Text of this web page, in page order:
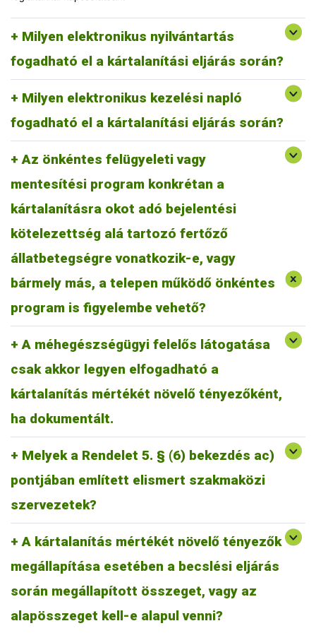
Milyen elektronikus nyilvántartás
fogadható el a kártalanítási eljárás során?
maguk is elkészíthetik. Magában foglalhat más, jogszabályban
előírt nyilvántartásokat is (pl. kezelési napló, elhullási napló
stb.).
Milyen elektronikus kezelési napló
fogadható el a kártalanítási eljárás során?
Az elektronikus kezelési naplóra nincs külön jogszabályi
előírás, mindenekelőtt naprakészen dokumentálnia kell az
állatorvosi beavatkozásokat, az alkalmazott szereket és az
szükséges, hogy a kezelő állatorvoson kívül más, illetéktelen
személyek ne férhessenek hozzá, és ne legyenek utólag
módosíthatók a naplóban rögzített adatok.
Az önkéntes felügyeleti vagy
mentesítési program konkrétan a
kártalanításra okot adó bejelentési
kötelezettség alá tartozó fertőző
állatbetegségre vonatkozik-e, vagy
bármely más, a telepen működő önkéntes
program is figyelembe vehető?
Bármely betegségre vonatkozóan figyelembe vehető, akár pl.
lépfene elleni vakcinázás. Állattartó telep esetében
mindenképpen pozitívan értékelendő egy önkéntes felügyeleti
vagy mentesítési programban való részvétel, mert ez
állategészségügyi szempontból előre lépést jelent. A hangsúly
a folyamatosságon van: a programban foglaltaknak valóban
tegyenek eleget.
A méhegészségügyi felelős látogatása
csak akkor legyen elfogadható a
kártalanítás mértékét növelő tényezőként,
ha dokumentált.
A méhegészségügyi felelősök az elvégzett tavaszi és őszi
vizsgálatokat táblázatos formában dokumentálják, aláírásukkal
igazolják, és a járási állategészségügyi szolgálat részére
méhész ezen a listán nem szerepel, és a vizsgálat tényét
másképp sem tudja igazolni, a szorzó nem alkalmazható.
Melyek a Rendelet 5. § (6) bekezdés ac)
pontjában említett elismert szakmaközi
szervezetek?
Az elismert szakmaközi szervezetek listája elérhető az alábbi
https://kormany.hu/agrarminiszterium/mezogazdasag-es-
videkfejlesztes2
A kártalanítás mértékét növelő tényezők
megállapítása esetében a becslési eljárás
során megállapított összeget, vagy az
alapösszeget kell-e alapul venni?
Becslési eljárásban megállapított összeg: 100%
Kártalanítás alapösszege: becslési eljárásban megállapítottnak
a 60%-a.
Kártalanítás megállapított összege: minimum 60% alapösszeg
Példa:
kártalanítás alapösszege: 60 000 Ft
kártalanítás megállapított összege: 85 000 Ft.